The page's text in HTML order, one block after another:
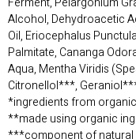
Alcohol, Dehydroacetic
Oil, Eriocephalus
Palmitate, Cananga
Aqua, Mentha Viridis
Citronellol***,
*ingredients from
**made using organic
***component of natural